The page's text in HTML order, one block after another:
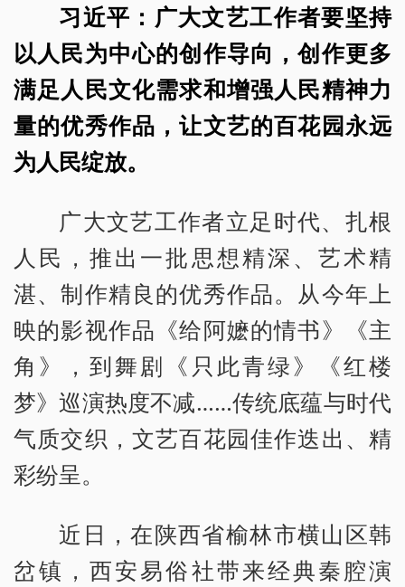
习近平：广大文艺工作者要坚持
以人民为中心的创作导向，创作更多
满足人民文化需求和增强人民精神力
量的优秀作品，让文艺的百花园永远
为人民绽放。
广大文艺工作者立足时代、扎根
人民，推出一批思想精深、艺术精
湛、制作精良的优秀作品。从今年上
映的影视作品《给阿嬷的情书》《主
角》，到舞剧《只此青绿》《红楼
梦》巡演热度不减……传统底蕴与时代
气质交织，文艺百花园佳作迭出、精
彩纷呈。
近日，在陕西省榆林市横山区韩
岔镇，西安易俗社带来经典秦腔演